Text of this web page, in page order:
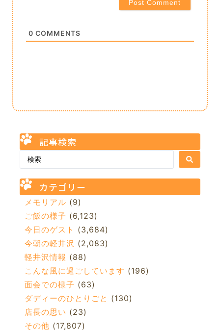
0 COMMENTS
記事検索
カテゴリー
メモリアル (9)
ご飯の様子 (6,123)
今日のゲスト (3,684)
今朝の軽井沢 (2,083)
軽井沢情報 (88)
こんな風に過ごしています (196)
面会での様子 (63)
ダディーのひとりごと (130)
店長の思い (23)
その他 (17,807)